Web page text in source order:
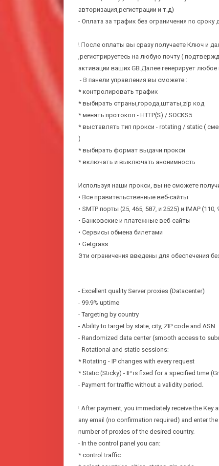
авторизация,регистрации и т.д)
- Оплата за трафик без ограничения по сроку
! После оплаты вы сразу получаете Ключ и
,регистрируетесь на любую почту (
активации ваших GB.Далее генерирует
- В панели управления вы сможете :
* контролировать трафик
* выбирать страны,города,штаты,zip код
* менять протокол - HTTP(S) / SOCKS5
* выставлять тип прокси - rotating / static (
)
* выбирать формат выдачи прокси
* включать и выключать анонимность
Используя наши прокси, вы не сможете
• Все правительственные веб-сайты
• SMTP порты (25, 465, 587, и 2525) и IMAP (110,
• Банковские и платежные веб-сайты
• Сервисы обмена билетами
• Getgrass
Эти ограничения введены для обеспечения
- Excellent quality Server proxies (Datacenter)
- 99.9% uptime
- Targeting by country
- Ability to target by state, city, ZIP code and ASN.
- Randomized data center (smooth access to
- Rotational and static sessions:
* Rotating - IP changes with every request
* Static (Sticky) - IP is fixed for a specified time
- Payment for traffic without a validity period.
! After payment, you immediately receive the Key
any email (no confirmation required) and enter
number of proxies of the desired country.
- In the control panel you can:
* control traffic